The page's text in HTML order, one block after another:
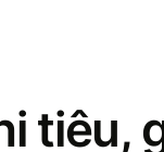
tiêu,